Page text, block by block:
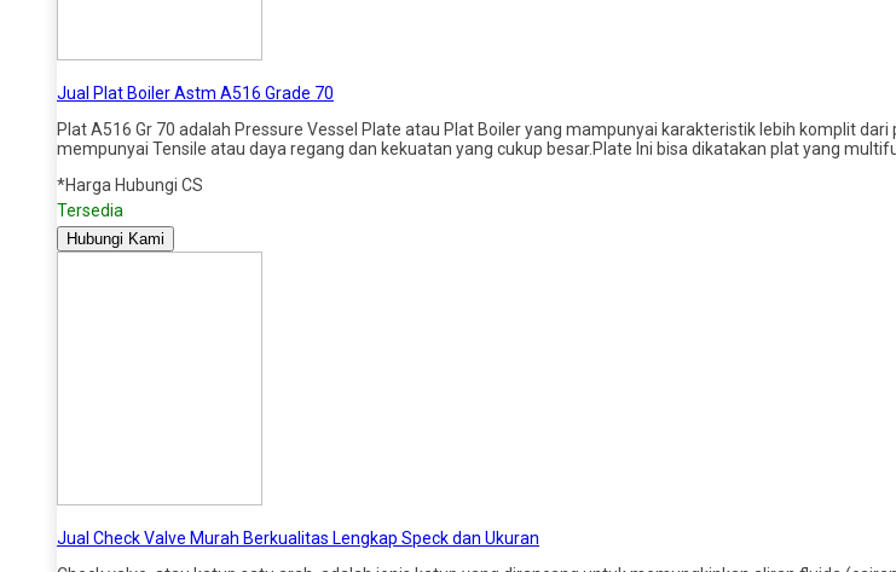
Jual Plat Boiler Astm A516 Grade 70
Plat A516 Gr 70 adalah Pressure Vessel Plate atau Plat Boiler yang mampunyai karakteristik lebih komplit
mempunyai Tensile atau daya regang dan kekuatan yang cukup besar.Plate Ini bisa dikatakan plat yang
*Harga Hubungi CS
Tersedia
Hubungi Kami
Jual Check Valve Murah Berkualitas Lengkap Speck dan Ukuran